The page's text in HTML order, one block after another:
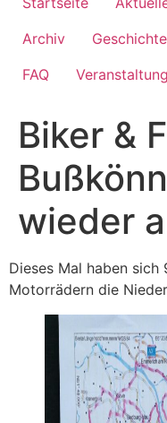
Archiv
Geschichte
FAQ
Biker &
wieder
Dieses Mal haben
Motorrädern die